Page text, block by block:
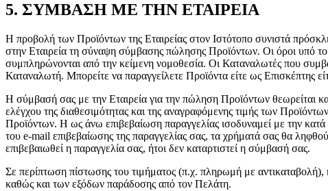
5. ΣΥΜΒΑΣΗ ΜΕ ΤΗΝ ΕΤΑΙΡΕΙΑ
Η προβολή των Προϊόντων της Εταιρείας στον Ιστότοπο συνιστά
στην Εταιρεία τη σύναψη σύμβασης πώλησης Προϊόντων. Οι όροι υπό
συμπληρώνονται από την κείμενη νομοθεσία. Οι Καταναλωτές που
Καταναλωτή. Μπορείτε να παραγγείλετε Προϊόντα είτε ως
Η σύμβασή σας με την Εταιρεία για την πώληση Προϊόντων θεωρείται
ελέγχου της διαθεσιμότητας και της αναγραφόμενης τιμής των
Προϊόντων. Η ως άνω επιβεβαίωση παραγγελίας ισοδυναμεί με την
του e-mail επιβεβαίωσης της παραγγελίας σας, τα χρήματά σας θα
επιβεβαιωθεί η παραγγελία σας, ήτοι δεν καταρτιστεί η σύμβασή σας.
Σε περίπτωση πίστωσης του τιμήματος (π.χ. πληρωμή με
καθώς και των εξόδων παράδοσης από τον Πελάτη.